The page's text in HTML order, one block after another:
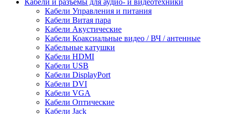
Кабели Управления и питания
Кабели Витая пара
Кабели Акустические
Кабели Коаксиальные видео / ВЧ / антенные
Кабельные катушки
Кабели HDMI
Кабели USB
Кабели DisplayPort
Кабели DVI
Кабели VGA
Кабели Оптические
Кабели Jack